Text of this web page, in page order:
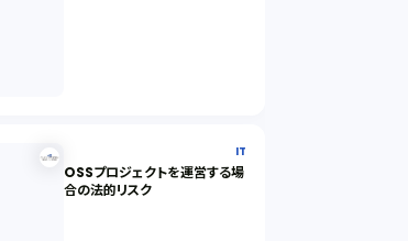
IT
OSSプロジェクトを運営する場
合の法的リスク